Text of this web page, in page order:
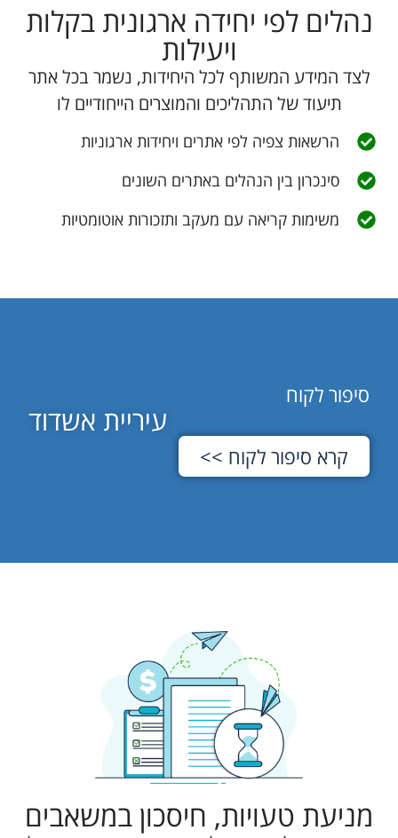
נהלים לפי יחידה ארגונית בקלות
ויעילות
לצד המידע המשותף לכל היחידות, נשמר בכל אתר
תיעוד של התהליכים והמוצרים הייחודיים לו
הרשאות צפיה לפי אתרים ויחידות ארגוניות
סינכרון בין הנהלים באתרים השונים
משימות קריאה עם מעקב ותזכורות אוטומטיות
סיפור לקוח
עיריית אשדוד
קרא סיפור לקוח >>
מניעת טעויות, חיסכון במשאבים